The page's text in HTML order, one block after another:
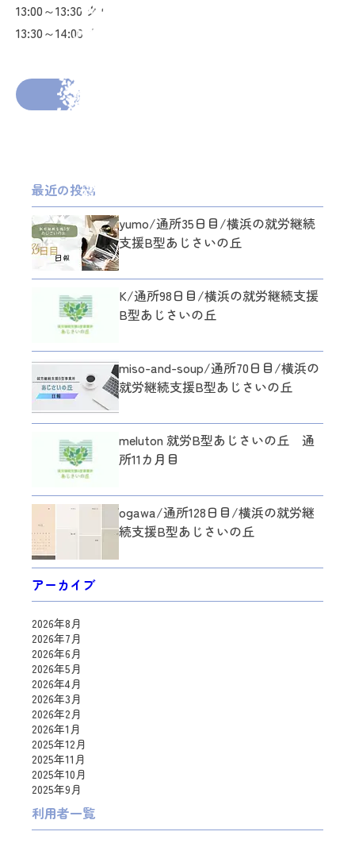
13:00～13:30 クリスマスカードトレース準備
13:30～14:00 クリスマスカードトレース準備
前の投稿へ
最近の投稿
yumo/通所35日目/横浜の就労継続
支援B型あじさいの丘
K/通所98日目/横浜の就労継続支援
B型あじさいの丘
miso-and-soup/通所70日目/横浜の
就労継続支援B型あじさいの丘
meluton 就労B型あじさいの丘 通
所11カ月目
ogawa/通所128日目/横浜の就労継
続支援B型あじさいの丘
アーカイブ
2026年8月
2026年7月
2026年6月
2026年5月
2026年4月
2026年3月
2026年2月
2026年1月
2025年12月
2025年11月
2025年10月
2025年9月
利用者一覧